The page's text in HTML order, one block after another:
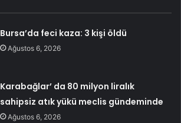
Bursa’da feci kaza: 3 kişi öldü
Ağustos 6, 2026
Karabağlar’ da 80 milyon liralık
sahipsiz atık yükü meclis gündeminde
Ağustos 6, 2026